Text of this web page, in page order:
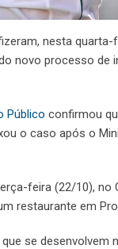
nesta
novo processo de
Público confirmou
o caso após o
feira (22/10), no
restaurante em
se